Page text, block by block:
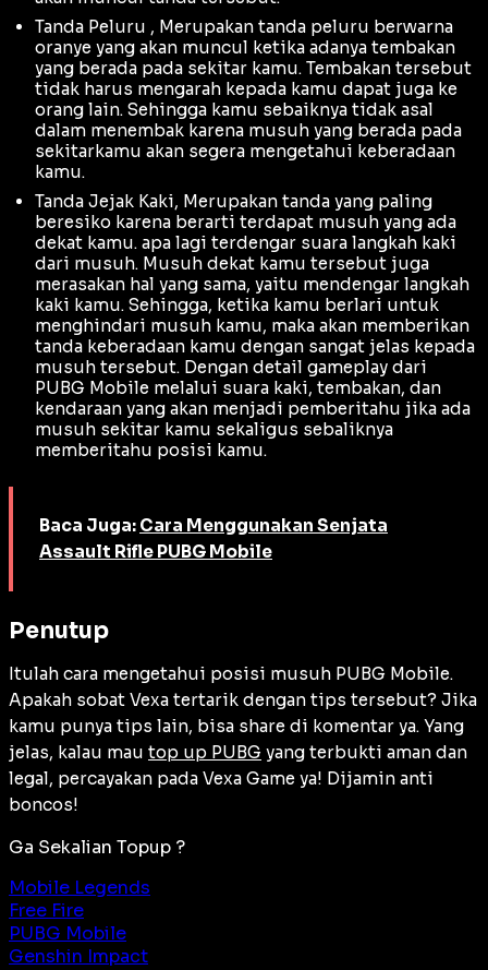
Tanda Peluru , Merupakan tanda peluru berwarna
oranye yang akan muncul ketika adanya tembakan
yang berada pada sekitar kamu. Tembakan tersebut
tidak harus mengarah kepada kamu dapat juga ke
orang lain. Sehingga kamu sebaiknya tidak asal
dalam menembak karena musuh yang berada pada
sekitarkamu akan segera mengetahui keberadaan
kamu.
Tanda Jejak Kaki, Merupakan tanda yang paling
beresiko karena berarti terdapat musuh yang ada
dekat kamu. apa lagi terdengar suara langkah kaki
dari musuh. Musuh dekat kamu tersebut juga
merasakan hal yang sama, yaitu mendengar langkah
kaki kamu. Sehingga, ketika kamu berlari untuk
menghindari musuh kamu, maka akan memberikan
tanda keberadaan kamu dengan sangat jelas kepada
musuh tersebut. Dengan detail gameplay dari
PUBG Mobile melalui suara kaki, tembakan, dan
kendaraan yang akan menjadi pemberitahu jika ada
musuh sekitar kamu sekaligus sebaliknya
memberitahu posisi kamu.
Baca Juga: Cara Menggunakan Senjata
Assault Rifle PUBG Mobile
Penutup
Itulah cara mengetahui posisi musuh PUBG Mobile.
Apakah sobat Vexa tertarik dengan tips tersebut? Jika
kamu punya tips lain, bisa share di komentar ya. Yang
jelas, kalau mau top up PUBG yang terbukti aman dan
legal, percayakan pada Vexa Game ya! Dijamin anti
boncos!
Ga Sekalian Topup ?
Mobile Legends
Free Fire
PUBG Mobile
Genshin Impact